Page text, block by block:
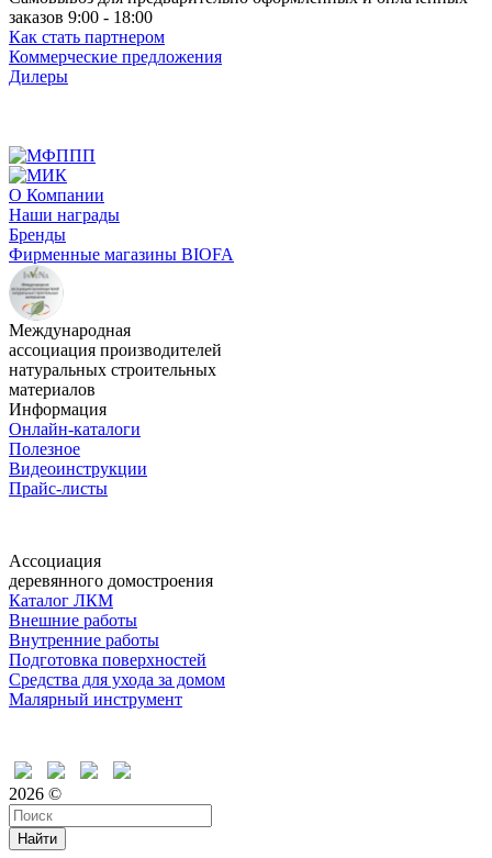
заказов 9:00 - 18:00
Как стать партнером
Коммерческие предложения
Дилеры
О Компании
Наши награды
Бренды
Фирменные магазины BIOFA
Международная
ассоциация производителей
натуральных строительных
материалов
Информация
Онлайн-каталоги
Полезное
Видеоинструкции
Прайс-листы
Ассоциация
деревянного домостроения
Каталог ЛКМ
Внешние работы
Внутренние работы
Подготовка поверхностей
Средства для ухода за домом
Малярный инструмент
2026 ©
Найти